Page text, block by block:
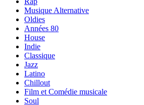
Musique Alternative
Oldies
Années 80
House
Indie
Classique
Jazz
Latino
Chillout
Film et Comédie musicale
Soul